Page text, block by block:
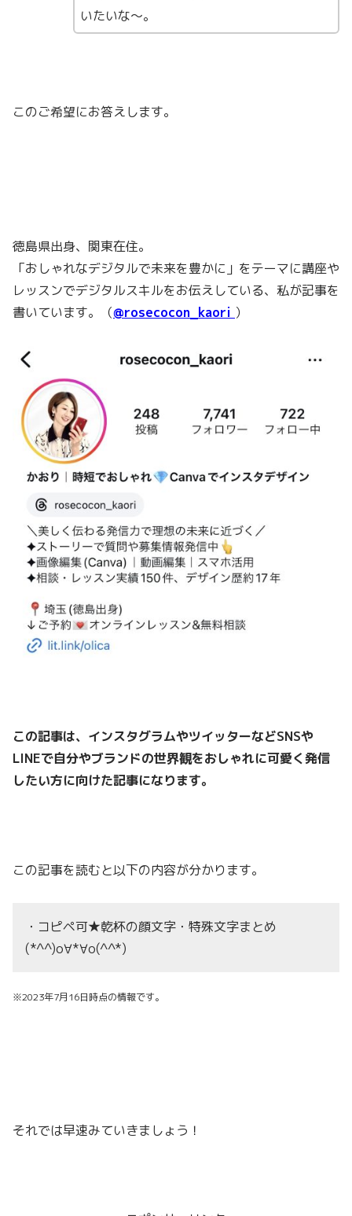
いたいな〜。
このご希望にお答えします。
徳島県出身、関東在住。
「おしゃれなデジタルで未来を豊かに」をテーマに講座や
レッスンでデジタルスキルをお伝えしている、私が記事を
書いています。（@rosecocon_kaori ）
この記事は、インスタグラムやツイッターなどSNSや
LINEで自分やブランドの世界観をおしゃれに可愛く発信
したい方に向けた記事になります。
この記事を読むと以下の内容が分かります。
・コピペ可★乾杯の顔文字・特殊文字まとめ
(*^^)o∀*∀o(^^*)
※2023年7月16日時点の情報です。
それでは早速みていきましょう！